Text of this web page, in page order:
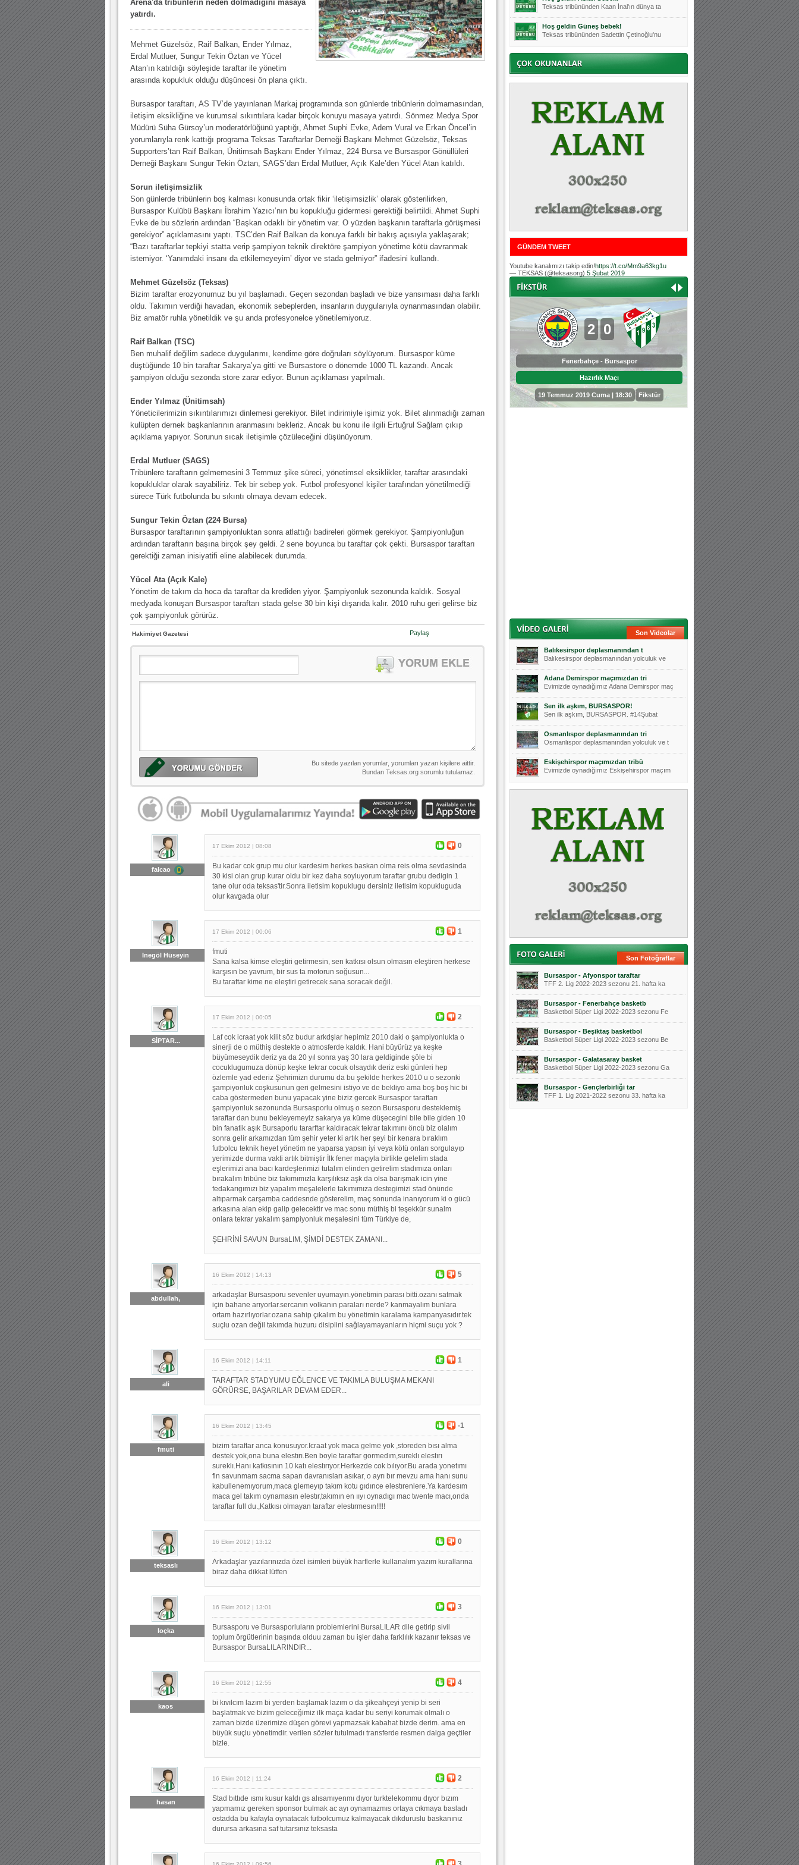
Arena'da tribünlerin neden dolmadığını masaya
yatırdı.
Mehmet Güzelsöz, Raif Balkan, Ender Yılmaz,
Erdal Mutluer, Sungur Tekin Öztan ve Yücel
Atan’ın katıldığı söyleşide taraftar ile yönetim
arasında kopukluk olduğu düşüncesi ön plana çıktı.
Bursaspor taraftarı, AS TV’de yayınlanan Markaj programında son günlerde tribünlerin dolmamasından,
iletişim eksikliğine ve kurumsal sıkıntılara kadar birçok konuyu masaya yatırdı. Sönmez Medya Spor
Müdürü Süha Gürsoy’un moderatörlüğünü yaptığı, Ahmet Suphi Evke, Adem Vural ve Erkan Öncel’in
yorumlarıyla renk kattığı programa Teksas Taraftarlar Derneği Başkanı Mehmet Güzelsöz, Teksas
Supporters’tan Raif Balkan, Ünitimsah Başkanı Ender Yılmaz, 224 Bursa ve Bursaspor Gönüllüleri
Derneği Başkanı Sungur Tekin Öztan, SAGS’dan Erdal Mutluer, Açık Kale’den Yücel Atan katıldı.
Sorun iletişimsizlik
Son günlerde tribünlerin boş kalması konusunda ortak fikir ‘iletişimsizlik’ olarak gösterilirken,
Bursaspor Kulübü Başkanı İbrahim Yazıcı’nın bu kopukluğu gidermesi gerektiği belirtildi. Ahmet Suphi
Evke de bu sözlerin ardından “Başkan odaklı bir yönetim var. O yüzden başkanın taraftarla görüşmesi
gerekiyor” açıklamasını yaptı. TSC’den Raif Balkan da konuya farklı bir bakış açısıyla yaklaşarak;
“Bazı taraftarlar tepkiyi statta verip şampiyon teknik direktöre şampiyon yönetime kötü davranmak
istemiyor. ‘Yanımdaki insanı da etkilemeyeyim’ diyor ve stada gelmiyor” ifadesini kullandı.
Mehmet Güzelsöz (Teksas)
Bizim taraftar erozyonumuz bu yıl başlamadı. Geçen sezondan başladı ve bize yansıması daha farklı
oldu. Takımın verdiği havadan, ekonomik sebeplerden, insanların duygularıyla oynanmasından olabilir.
Biz amatör ruhla yönetildik ve şu anda profesyonelce yönetilemiyoruz.
Raif Balkan (TSC)
Ben muhalif değilim sadece duygularımı, kendime göre doğruları söylüyorum. Bursaspor küme
düştüğünde 10 bin taraftar Sakarya’ya gitti ve Bursastore o dönemde 1000 TL kazandı. Ancak
şampiyon olduğu sezonda store zarar ediyor. Bunun açıklaması yapılmalı.
Ender Yılmaz (Ünitimsah)
Yöneticilerimizin sıkıntılarımızı dinlemesi gerekiyor. Bilet indirimiyle işimiz yok. Bilet alınmadığı zaman
kulüpten dernek başkanlarının aranmasını bekleriz. Ancak bu konu ile ilgili Ertuğrul Sağlam çıkıp
açıklama yapıyor. Sorunun sıcak iletişimle çözüleceğini düşünüyorum.
Erdal Mutluer (SAGS)
Tribünlere taraftarın gelmemesini 3 Temmuz şike süreci, yönetimsel eksiklikler, taraftar arasındaki
kopukluklar olarak sayabiliriz. Tek bir sebep yok. Futbol profesyonel kişiler tarafından yönetilmediği
sürece Türk futbolunda bu sıkıntı olmaya devam edecek.
Sungur Tekin Öztan (224 Bursa)
Bursaspor taraftarının şampiyonluktan sonra atlattığı badireleri görmek gerekiyor. Şampiyonluğun
ardından taraftarın başına birçok şey geldi. 2 sene boyunca bu taraftar çok çekti. Bursaspor taraftarı
gerektiği zaman inisiyatifi eline alabilecek durumda.
Yücel Ata (Açık Kale)
Yönetim de takım da hoca da taraftar da krediden yiyor. Şampiyonluk sezonunda kaldık. Sosyal
medyada konuşan Bursaspor taraftarı stada gelse 30 bin kişi dışarıda kalır. 2010 ruhu geri gelirse biz
çok şampiyonluk görürüz.
Hakimiyet Gazetesi Paylaş
falcao
17 Ekim 2012 | 08:08 0
Bu kadar cok grup mu olur kardesim herkes baskan olma reis olma sevdasinda
30 kisi olan grup kurar oldu bir kez daha soyluyorum taraftar grubu dedigin 1
tane olur oda teksas'tir.Sonra iletisim kopuklugu dersiniz iletisim kopukluguda
olur kavgada olur
Inegöl Hüseyin
17 Ekim 2012 | 00:06 1
fmuti
Sana kalsa kimse eleştiri getirmesin, sen katkısı olsun olmasın eleştiren herkese
karşısın be yavrum, bir sus ta motorun soğusun...
Bu taraftar kime ne eleştiri getirecek sana soracak değil.
SİPTAR...
17 Ekim 2012 | 00:05 2
Laf cok icraat yok kilit söz budur arkdşlar hepimiz 2010 daki o şampiyonlukta o
sinerji de o müthiş destekte o atmosferde kaldık. Hani büyürüz ya keşke
büyümeseydik deriz ya da 20 yıl sonra yaş 30 lara geldiginde şöle bi
cocuklugumuza dönüp keşke tekrar cocuk olsaydık deriz eski günleri hep
özlemle yad ederiz Şehrimizn durumu da bu şekilde herkes 2010 u o sezonki
şampiyonluk coşkusunun geri gelmesini istiyo ve de bekliyo ama boş boş hic bi
caba göstermeden bunu yapacak yine biziz gercek Bursaspor taraftarı
şampiyonluk sezonunda Bursasporlu olmuş o sezon Bursasporu desteklemiş
taraftar dan bunu bekleyemeyiz sakarya ya küme düşecegini bile bile giden 10
bin fanatik aşık Bursaporlu tararftar kaldıracak tekrar takımını öncü biz olalım
sonra gelir arkamızdan tüm şehir yeter ki artık her şeyi bir kenara bıraklım
futbolcu teknik heyet yönetim ne yaparsa yapsın iyi veya kötü onları sorgulayıp
yerimizde durma vakti artık bitmiştir İlk fener maçıyla birlikte gelelim stada
eşlerimizi ana bacı kardeşlerimizi tutalım elinden getirelim stadımıza onları
bırakalım tribüne biz takımımızla karşılıksız aşk da olsa barışmak icin yine
fedakarıgımızı biz yapalım meşalelerle takımımıza destegimizi stad önünde
altıparmak carşamba caddesnde gösterelim, maç sonunda inanıyorum ki o gücü
arkasına alan ekip galip gelecektir ve mac sonu müthiş bi teşekkür sunalm
onlara tekrar yakalım şampiyonluk meşalesini tüm Türkiye de,
ŞEHRİNİ SAVUN BursaLIM, ŞİMDİ DESTEK ZAMANI...
abdullah,
16 Ekim 2012 | 14:13 5
arkadaşlar Bursasporu sevenler uyumayın.yönetimin parası bitti.ozanı satmak
için bahane arıyorlar.sercanın volkanın paraları nerde? kanmayalım bunlara
ortam hazırlıyorlar.ozana sahip çıkalım bu yönetimin karalama kampanyasıdır.tek
suçlu ozan değil takımda huzuru disiplini sağlayamayanların hiçmi suçu yok ?
ali
16 Ekim 2012 | 14:11 1
TARAFTAR STADYUMU EĞLENCE VE TAKIMLA BULUŞMA MEKANI
GÖRÜRSE, BAŞARILAR DEVAM EDER...
fmuti
16 Ekim 2012 | 13:45 -1
bizim taraftar anca konusuyor.Icraat yok maca gelme yok ,storeden bısı alma
destek yok,ona buna elestırı.Ben boyle taraftar gormedım,sureklı elestırı
sureklı.Hanı katkısının 10 katı elestırıyor.Herkezde cok bılıyor.Bu arada yonetımı
fln savunmam sacma sapan davranısları asıkar, o ayrı bır mevzu ama hanı sunu
kabullenemıyorum,maca glemeyıp takım kotu gıdınce elestırenlere.Ya kardesım
maca gel takım oynamasın elestır,takımın en ııyı oynadıgı mac twente macı,onda
taraftar full du.,Katkısı olmayan taraftar elestırmesın!!!!!
teksaslı
16 Ekim 2012 | 13:12 0
Arkadaşlar yazılarınızda özel isimleri büyük harflerle kullanalım yazım kurallarına
biraz daha dikkat lütfen
loçka
16 Ekim 2012 | 13:01 3
Bursasporu ve Bursasporluların problemlerini BursaLILAR dile getirip sivil
toplum örgütlerinin başında olduu zaman bu işler daha farklılık kazanır teksas ve
Bursaspor BursaLILARINDIR...
kaos
16 Ekim 2012 | 12:55 4
bi kıvılcım lazım bi yerden başlamak lazım o da şikeahçeyi yenip bi seri
başlatmak ve bizim geleceğimiz ilk maça kadar bu seriyi korumak olmalı o
zaman bizde üzerimize düşen görevi yapmazsak kabahat bizde derim. ama en
büyük suçlu yönetimdir. verilen sözler tutulmadı transferde resmen dalga geçtiler
bizle.
hasan
16 Ekim 2012 | 11:24 2
Stad bıttıde ısmı kusur kaldı gs alısamıyenmı dıyor turktelekommu dıyor bızım
yapmamız gereken sponsor bulmak ac ayı oynamazmıs ortaya cıkmaya basladı
ostadda bu kafayla oynatacak futbolcumuz kalmayacak dıkduruslu baskanınız
durursa arkasına saf tutarsınız teksasta
Teksas tribününden Kaan İnal'ın dünya ta
Hoş geldin Güneş bebek!
Teksas tribününden Sadettin Çetinoğlu'nu
Mutluluklar Ceyhun Tetik
Teksas tribünlerinin sevilen isimlerinde
Bursasporumuzun önü açılsın is
Hoş geldin Alaz Bebek!
Teksas.org sistem yöneticisi, ekibimizin
Hoş geldin Göktuğ Bebek!
Teksas.org ekibimizden ve tribünlerimizi
Teksas tribünlerinden Basri İleri'nin dü
Hoş geldin Kerem Bebek!
Tribünlerimizden Mesut Ulusoy'un (Duka)
Hoş geldin Aslan bebek!
Teksas tribününden Kaan İnal'ın dünya ta
Hoş geldin Güneş bebek!
Teksas tribününden Sadettin Çetinoğlu'nu
GÜNDEM TWEET
Youtube kanalımızı takip edin!https://t.co/Mm9a63kg1u
— TEKSAS (@teksasorg) 5 Şubat 2019
Bursaspor - Altınordu
2 0
Fenerbahçe - Bursaspor
Hazırlık Maçı
19 Temmuz 2019 Cuma | 18:30 Fikstür
0 3
Bursaspor - Sepahan
Hazırlık Maçı
25 Temmuz 2019 Perşembe |
Son Videolar
Balıkesirspor deplasmanından t
Balıkesirspor deplasmanından yolculuk ve
Adana Demirspor maçımızdan tri
Evimizde oynadığımız Adana Demirspor maç
Sen ilk aşkım, BURSASPOR!
Sen ilk aşkım, BURSASPOR. #14Şubat
Osmanlıspor deplasmanından tri
Osmanlıspor deplasmanından yolculuk ve t
Eskişehirspor maçımızdan tribü
Evimizde oynadığımız Eskişehirspor maçım
Son Fotoğraflar
Bursaspor - Afyonspor taraftar
TFF 2. Lig 2022-2023 sezonu 21. hafta ka
Bursaspor - Fenerbahçe basketb
Basketbol Süper Ligi 2022-2023 sezonu Fe
Bursaspor - Beşiktaş basketbol
Basketbol Süper Ligi 2022-2023 sezonu Be
Bursaspor - Galatasaray basket
Basketbol Süper Ligi 2022-2023 sezonu Ga
Bursaspor - Gençlerbirliği tar
TFF 1. Lig 2021-2022 sezonu 33. hafta ka